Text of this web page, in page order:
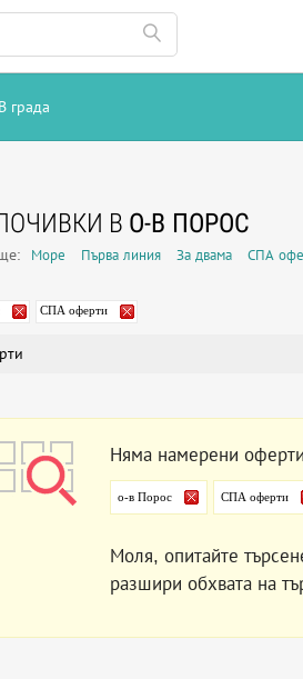
В града
В О-В ПОРОС
Море Първа линия За двама СПА
СПА оферти
Няма намерени
о-в Порос СПА оферти
Моля, опитайте
разшири обхвата на